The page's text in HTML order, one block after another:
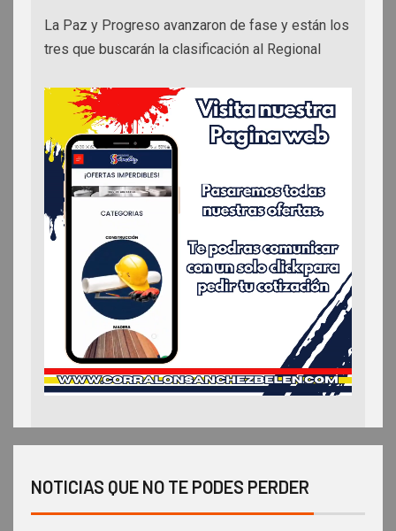
La Paz y Progreso avanzaron de fase y están los
tres que buscarán la clasificación al Regional
NOTICIAS QUE NO TE PODES PERDER